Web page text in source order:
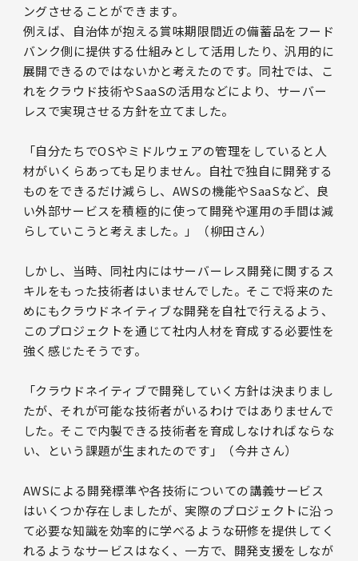
ングさせることができます。
例えば、自治体が抱える賞味期限間近の備蓄品をフード
バンク側に提供する仕組みとして活用したり、汎用的に
展開できるのではないかと考えたのです。同社では、こ
れをクラウド技術やSaaSの活用などにより、サーバー
レスで実現させる方針を立てました。
「自分たちでOSやミドルウェアの管理をしていると人
材がいくらあっても足りません。自社で独自に開発する
ものをできるだけ減らし、AWSの機能やSaaSなど、良
い外部サービスを積極的に使って開発や運用の手間は減
らしていこうと考えました。」（柳田さん）
しかし、当時、同社内にはサーバーレス開発に関するス
キルをもった技術者はいませんでした。そこで将来のた
めにもクラウドネイティブな開発を自社で行えるよう、
このプロジェクトを通じて社内人材を育成する必要性を
強く感じたそうです。
「クラウドネイティブで開発していく方針は決まりまし
たが、それが可能な技術者がいるわけではありませんで
した。そこで内製できる技術者を育成しなければならな
い、という課題が生まれたのです」（今井さん）
AWSによる開発標準や各技術についての講義サービス
はいくつか存在しましたが、実際のプロジェクトに沿っ
て必要な知識を効率的に学べるような研修を提供してく
れるようなサービスはなく、一方で、開発支援をしなが